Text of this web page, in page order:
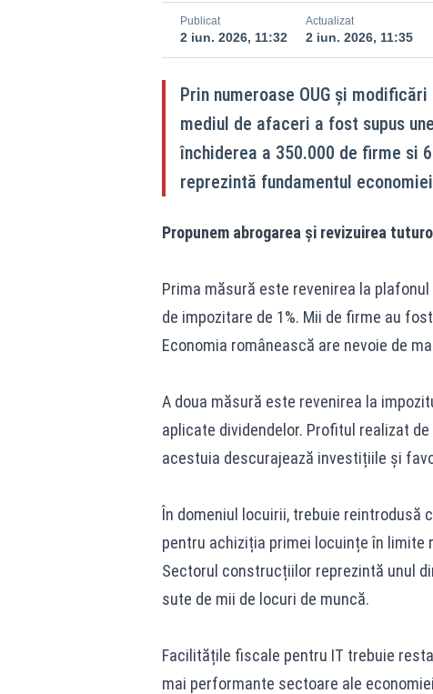
Publicat
2 iun. 2026, 11:32
Actualizat
2 iun. 2026, 11:35
Prin numeroase OUG și
mediul de afaceri a fost supus
închiderea a 350.000 de firme si
reprezintă fundamentul
Propunem abrogarea și revizuirea
Prima măsură este revenirea la
de impozitare de 1%. Mii de firme au
Economia românească are nevoie de
A doua măsură este revenirea la
aplicate dividendelor. Profitul realizat
acestuia descurajează investițiile și
În domeniul locuirii, trebuie reintrodusă
pentru achiziția primei locuințe în
Sectorul construcțiilor reprezintă unul
sute de mii de locuri de muncă.
Facilitățile fiscale pentru IT trebuie
mai performante sectoare ale